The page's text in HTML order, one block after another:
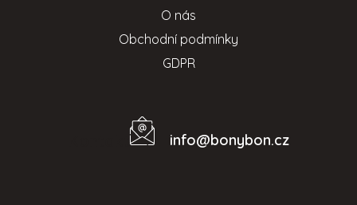
O nás
Obchodní podmínky
GDPR
info@bonybon.cz